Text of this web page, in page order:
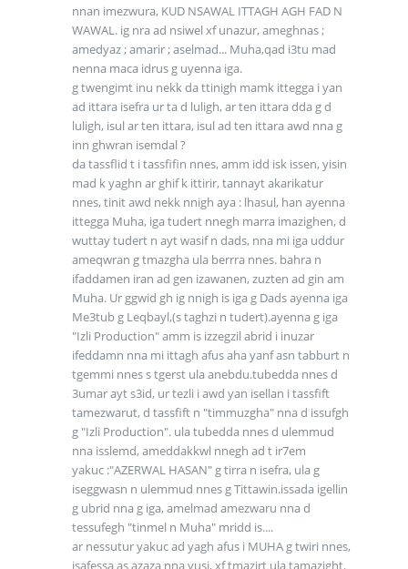
nnan imezwura, KUD NSAWAL ITTAGH AGH FAD N
WAWAL. ig nra ad nsiwel xf unazur, ameghnas ;
amedyaz ; amarir ; aselmad... Muha,qad i3tu mad
nenna maca idrus g uyenna iga.
g twengimt inu nekk da ttinigh mamk ittegga i yan
ad ittara isefra ur ta d luligh, ar ten ittara dda g d
luligh, isul ar ten ittara, isul ad ten ittara awd nna g
inn ghwran isemdal ?
da tassflid t i tassfifin nnes, amm idd isk issen, yisin
mad k yaghn ar ghif k ittirir, tannayt akarikatur
nnes, tinit awd nekk nnigh aya : lhasul, han ayenna
ittegga Muha, iga tudert nnegh marra imazighen, d
wuttay tudert n ayt wasif n dads, nna mi iga uddur
ameqwran g tmazgha ula berrra nnes. bahra n
ifaddamen iran ad gen izawanen, zuzten ad gin am
Muha. Ur ggwid gh ig nnigh is iga g Dads ayenna iga
Me3tub g Leqbayl,(s taghzi n tudert).ayenna g iga
"Izli Production" amm is izzegzil abrid i inuzar
ifeddamn nna mi ittagh afus aha yanf asn tabburt n
tgemmi nnes s tgerst ula anebdu.tubedda nnes d
3umar ayt s3id, ur tezli i awd yan isellan i tassfift
tamezwarut, d tassfift n "timmuzgha" nna d issufgh
g "Izli Production". ula tubedda nnes d ulemmud
nna isslemd, ameddakkwl nnegh ad t ir7em
yakuc :"AZERWAL HASAN" g tirra n isefra, ula g
iseggwasn n ulemmud nnes g Tittawin.issada igellin
g ubrid nna g iga, amelmad amezwaru nna d
tessufegh "tinmel n Muha" mridd is....
ar nessutur yakuc ad yagh afus i MUHA g twiri nnes,
isafessa as azaza nna yusi, xf tmazirt ula tamazight.